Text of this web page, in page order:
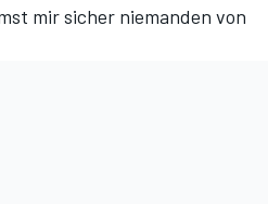
mir sicher niemanden von